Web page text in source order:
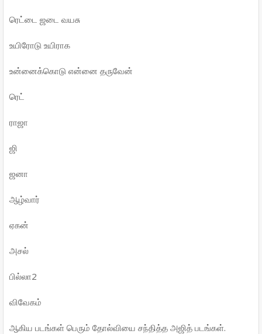
ரெட்டை ஜடை வயசு
உயிரோடு உயிராக
உன்னைக்கொடு என்னை தருவேன்
ரெட்
ராஜா
ஜி
ஜனா
ஆழ்வார்
ஏகன்
அசல்
பில்லா2
விவேகம்
ஆகிய படங்கள் பெரும் தோல்வியை சந்தித்த அஜித் படங்கள்.